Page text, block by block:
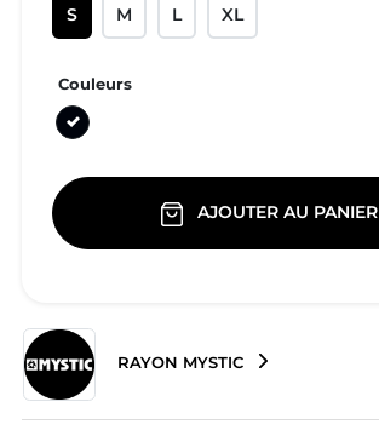
S M L XL
Couleurs
Noir
AJOUTER AU PANIER
RAYON MYSTIC